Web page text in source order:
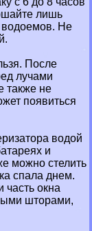
лишь
водоемов. Не
После
лучами
также не
появиться
водой
и
можно стелить
спала днем.
часть окна
шторами,